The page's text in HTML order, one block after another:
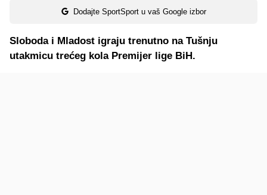
Dodajte SportSport u vaš Google izbor
Sloboda i Mladost igraju trenutno na Tušnju
utakmicu trećeg kola Premijer lige BiH.